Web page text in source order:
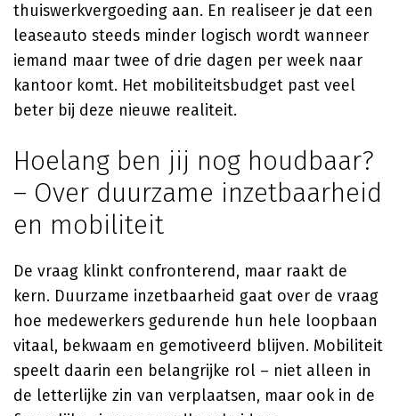
thuiswerkvergoeding aan. En realiseer je dat een
leaseauto steeds minder logisch wordt wanneer
iemand maar twee of drie dagen per week naar
kantoor komt. Het mobiliteitsbudget past veel
beter bij deze nieuwe realiteit.
Hoelang ben jij nog houdbaar?
– Over duurzame inzetbaarheid
en mobiliteit
De vraag klinkt confronterend, maar raakt de
kern. Duurzame inzetbaarheid gaat over de vraag
hoe medewerkers gedurende hun hele loopbaan
vitaal, bekwaam en gemotiveerd blijven. Mobiliteit
speelt daarin een belangrijke rol – niet alleen in
de letterlijke zin van verplaatsen, maar ook in de